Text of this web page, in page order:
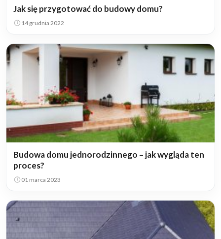
Jak się przygotować do budowy domu?
14 grudnia 2022
Budowa domu jednorodzinnego – jak wygląda ten
proces?
01 marca 2023